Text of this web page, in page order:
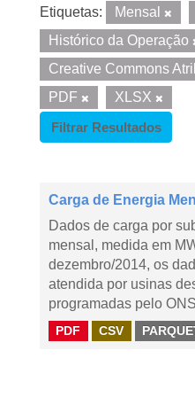
Etiquetas: Mensal
Histórico da Operação
Creative Commons
PDF
XLSX
Filtrar Resultados
Carga de Energia
Dados de carga por
mensal, medida em
dezembro/2014, os
atendida por usinas
programadas pelo
PDF CSV